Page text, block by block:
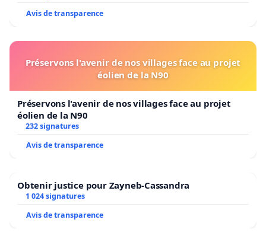
Avis de transparence
Préservons l'avenir de nos villages face au projet
éolien de la N90
Préservons l'avenir de nos villages face au projet
éolien de la N90
232 signatures
Avis de transparence
Obtenir justice pour Zayneb-Cassandra
1 024 signatures
Avis de transparence